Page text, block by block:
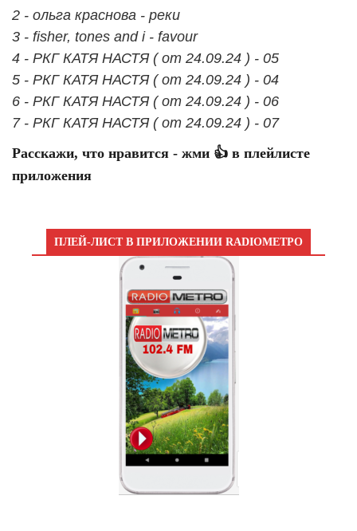
2 - ольга краснова - реки
3 - fisher, tones and i - favour
4 - РКГ КАТЯ НАСТЯ ( от 24.09.24 ) - 05
5 - РКГ КАТЯ НАСТЯ ( от 24.09.24 ) - 04
6 - РКГ КАТЯ НАСТЯ ( от 24.09.24 ) - 06
7 - РКГ КАТЯ НАСТЯ ( от 24.09.24 ) - 07
Расскажи, что нравится - жми 👍 в плейлисте
приложения
ПЛЕЙ-ЛИСТ В ПРИЛОЖЕНИИ RADIOМЕТРО